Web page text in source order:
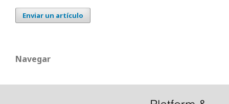
Enviar un artículo
Navegar